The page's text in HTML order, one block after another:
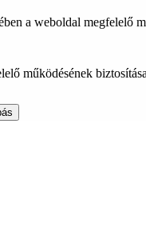
a weboldal megfelelő
működésének